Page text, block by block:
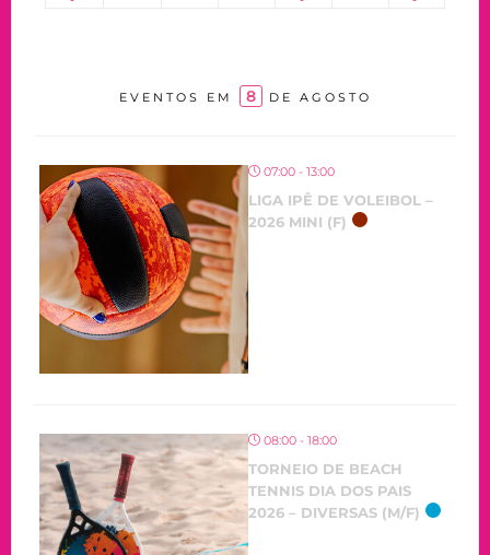
EVENTOS EM 8 DE AGOSTO
07:00 - 13:00
LIGA IPÊ DE VOLEIBOL –
2026 MINI (F)
08:00 - 18:00
TORNEIO DE BEACH
TENNIS DIA DOS PAIS
2026 – DIVERSAS (M/F)